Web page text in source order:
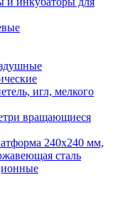
игл, мелкого
вращающиеся
240х240 мм,
сталь